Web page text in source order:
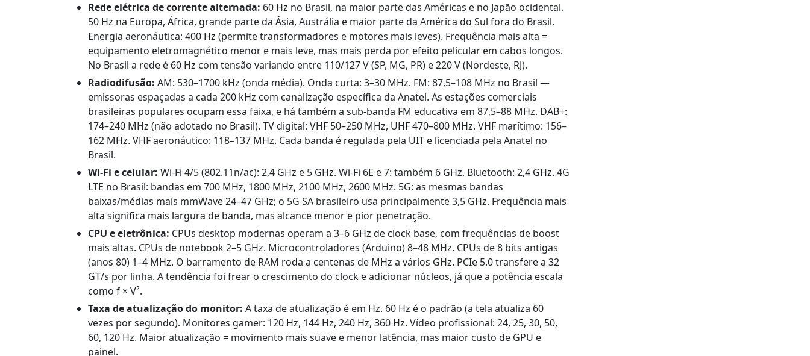
Rede elétrica de corrente alternada: 60 Hz no Brasil, na maior parte das Américas e no Japão ocidental.
50 Hz na Europa, África, grande parte da Ásia, Austrália e maior parte da América do Sul fora do Brasil.
Energia aeronáutica: 400 Hz (permite transformadores e motores mais leves). Frequência mais alta =
equipamento eletromagnético menor e mais leve, mas mais perda por efeito pelicular em cabos longos.
No Brasil a rede é 60 Hz com tensão variando entre 110/127 V (SP, MG, PR) e 220 V (Nordeste, RJ).
Radiodifusão: AM: 530–1700 kHz (onda média). Onda curta: 3–30 MHz. FM: 87,5–108 MHz no Brasil —
emissoras espaçadas a cada 200 kHz com canalização específica da Anatel. As estações comerciais
brasileiras populares ocupam essa faixa, e há também a sub-banda FM educativa em 87,5–88 MHz. DAB+:
174–240 MHz (não adotado no Brasil). TV digital: VHF 50–250 MHz, UHF 470–800 MHz. VHF marítimo: 156–
162 MHz. VHF aeronáutico: 118–137 MHz. Cada banda é regulada pela UIT e licenciada pela Anatel no
Brasil.
Wi-Fi e celular: Wi-Fi 4/5 (802.11n/ac): 2,4 GHz e 5 GHz. Wi-Fi 6E e 7: também 6 GHz. Bluetooth: 2,4 GHz. 4G
LTE no Brasil: bandas em 700 MHz, 1800 MHz, 2100 MHz, 2600 MHz. 5G: as mesmas bandas
baixas/médias mais mmWave 24–47 GHz; o 5G SA brasileiro usa principalmente 3,5 GHz. Frequência mais
alta significa mais largura de banda, mas alcance menor e pior penetração.
CPU e eletrônica: CPUs desktop modernas operam a 3–6 GHz de clock base, com frequências de boost
mais altas. CPUs de notebook 2–5 GHz. Microcontroladores (Arduino) 8–48 MHz. CPUs de 8 bits antigas
(anos 80) 1–4 MHz. O barramento de RAM roda a centenas de MHz a vários GHz. PCIe 5.0 transfere a 32
GT/s por linha. A tendência foi frear o crescimento do clock e adicionar núcleos, já que a potência escala
como f × V².
Taxa de atualização do monitor: A taxa de atualização é em Hz. 60 Hz é o padrão (a tela atualiza 60
vezes por segundo). Monitores gamer: 120 Hz, 144 Hz, 240 Hz, 360 Hz. Vídeo profissional: 24, 25, 30, 50,
60, 120 Hz. Maior atualização = movimento mais suave e menor latência, mas maior custo de GPU e
painel.